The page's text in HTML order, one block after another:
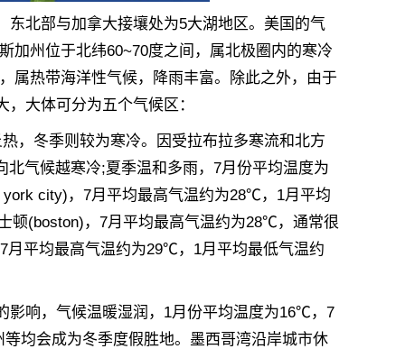
北部与加拿大接壤处为5大湖地区。美国的气
加州位于北纬60~70度之间，属北极圈内的寒冷
属热带海洋性气候，降雨丰富。除此之外，由于
大体可分为五个气候区：
冬季则较为寒冷。因受拉布拉多寒流和北方
气候越寒冷;夏季温和多雨，7月份平均温度为
city)，7月平均最高气温约为28℃，1月平均
顿(boston)，7月平均最高气温约为28℃，通常很
平均最高气温约为29℃，1月平均最低气温约
响，气候温暖湿润，1月份平均温度为16℃，7
均会成为冬季度假胜地。墨西哥湾沿岸城市休